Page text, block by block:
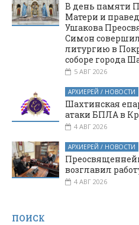
В день памяти
Матери и
Ушакова
Симон
литургию в
соборе города
5 АВГ 2026
АРХИЕРЕЙ / НОВОСТИ
Шахтинская
атаки БПЛА в
4 АВГ 2026
АРХИЕРЕЙ / НОВОСТИ
возглавил
4 АВГ 2026
ПОИСК